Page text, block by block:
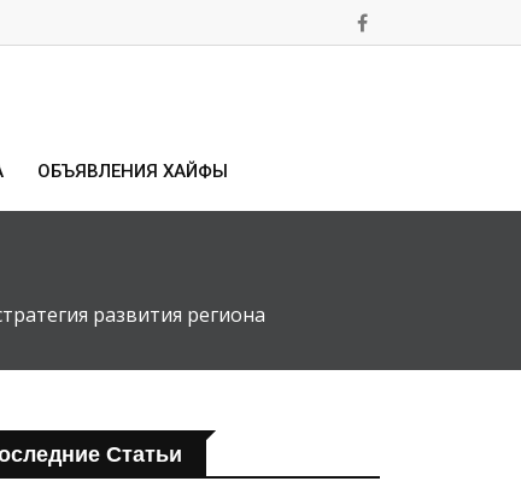
ОБЪЯВЛЕНИЯ ХАЙФЫ
развития региона
Статьи